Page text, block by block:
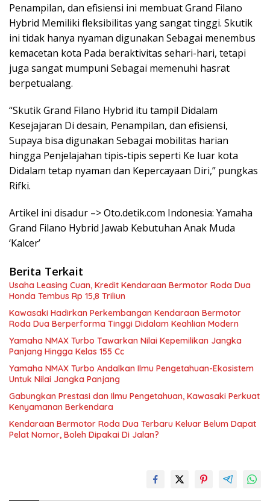
Penampilan, dan efisiensi ini membuat Grand Filano
Hybrid Memiliki fleksibilitas yang sangat tinggi. Skutik
ini tidak hanya nyaman digunakan Sebagai menembus
kemacetan kota Pada beraktivitas sehari-hari, tetapi
juga sangat mumpuni Sebagai memenuhi hasrat
berpetualang.
“Skutik Grand Filano Hybrid itu tampil Didalam
Kesejajaran Di desain, Penampilan, dan efisiensi,
Supaya bisa digunakan Sebagai mobilitas harian
hingga Penjelajahan tipis-tipis seperti Ke luar kota
Didalam tetap nyaman dan Kepercayaan Diri,” pungkas
Rifki.
Artikel ini disadur –> Oto.detik.com Indonesia: Yamaha
Grand Filano Hybrid Jawab Kebutuhan Anak Muda
‘Kalcer’
Berita Terkait
Usaha Leasing Cuan, Kredit Kendaraan Bermotor Roda Dua
Honda Tembus Rp 15,8 Triliun
Kawasaki Hadirkan Perkembangan Kendaraan Bermotor
Roda Dua Berperforma Tinggi Didalam Keahlian Modern
Yamaha NMAX Turbo Tawarkan Nilai Kepemilikan Jangka
Panjang Hingga Kelas 155 Cc
Yamaha NMAX Turbo Andalkan Ilmu Pengetahuan-Ekosistem
Untuk Nilai Jangka Panjang
Gabungkan Prestasi dan Ilmu Pengetahuan, Kawasaki Perkuat
Kenyamanan Berkendara
Kendaraan Bermotor Roda Dua Terbaru Keluar Belum Dapat
Pelat Nomor, Boleh Dipakai Di Jalan?